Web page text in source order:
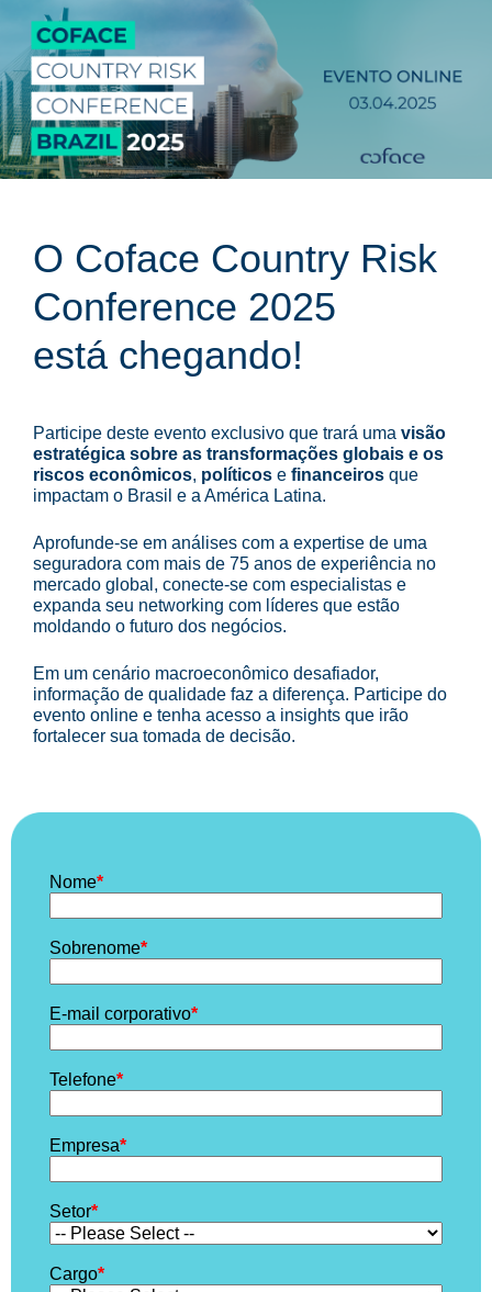
O Coface Country Risk
Conference 2025
está chegando!
Participe deste evento exclusivo que trará uma visão
estratégica sobre as transformações globais e os
riscos econômicos, políticos e financeiros que
impactam o Brasil e a América Latina.
Aprofunde-se em análises com a expertise de uma
seguradora com mais de 75 anos de experiência no
mercado global, conecte-se com especialistas e
expanda seu networking com líderes que estão
moldando o futuro dos negócios.
Em um cenário macroeconômico desafiador,
informação de qualidade faz a diferença. Participe do
evento online e tenha acesso a insights que irão
fortalecer sua tomada de decisão.
Nome*
Sobrenome*
E-mail corporativo*
Telefone*
Empresa*
Setor*
Cargo*